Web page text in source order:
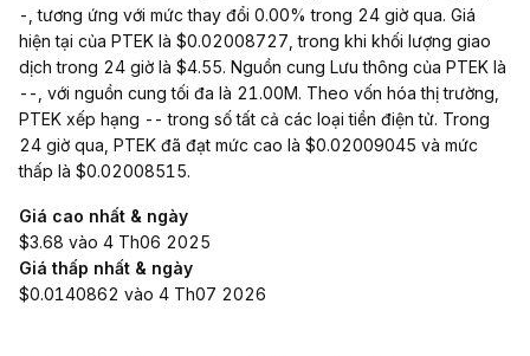
-, tương ứng với mức thay đổi 0.00% trong 24 giờ qua. Giá
hiện tại của PTEK là $0.02008727, trong khi khối lượng giao
dịch trong 24 giờ là $4.55. Nguồn cung Lưu thông của PTEK là
--, với nguồn cung tối đa là 21.00M. Theo vốn hóa thị trường,
PTEK xếp hạng -- trong số tất cả các loại tiền điện tử. Trong
24 giờ qua, PTEK đã đạt mức cao là $0.02009045 và mức
thấp là $0.02008515.
Giá cao nhất & ngày
$3.68 vào 4 Th06 2025
Giá thấp nhất & ngày
$0.0140862 vào 4 Th07 2026